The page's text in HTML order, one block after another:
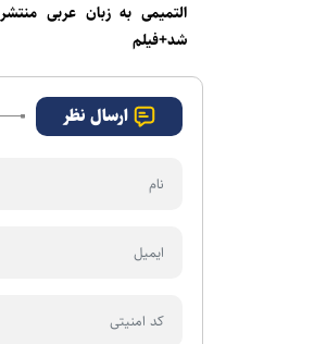
التمیمی به زبان عربی منتشر
شد+فیلم
ارسال نظر